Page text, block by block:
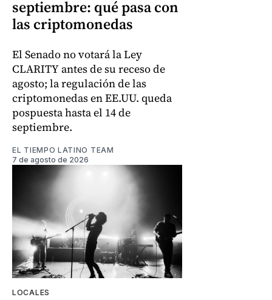
septiembre: qué pasa con
las criptomonedas
El Senado no votará la Ley
CLARITY antes de su receso de
agosto; la regulación de las
criptomonedas en EE.UU. queda
pospuesta hasta el 14 de
septiembre.
EL TIEMPO LATINO TEAM
7 de agosto de 2026
LOCALES